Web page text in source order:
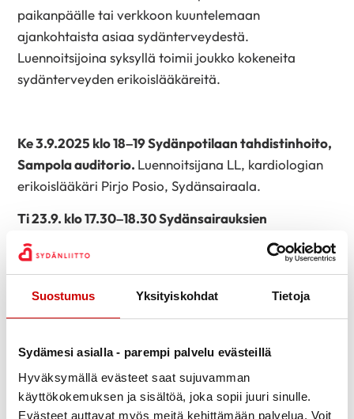
Suostumus Yksityiskohdat Tietoja
Sydämesi asialla - parempi palvelu evästeillä
Hyväksymällä evästeet saat sujuvamman
käyttökokemuksen ja sisältöä, joka sopii juuri sinulle.
Evästeet auttavat myös meitä kehittämään palvelua. Voit
paikanpäälle tai verkkoon kuuntelemaan
ajankohtaista asiaa sydänterveydestä.
Luennoitsijoina syksyllä toimii joukko kokeneita
sydänterveyden erikoislääkäreitä.
Ke 3.9.2025 klo 18–19 Sydänpotilaan tahdistinhoito,
Sampola auditorio. Luennoitsijana LL, kardiologian
erikoislääkäri Pirjo Posio, Sydänsairaala.
Ti 23.9. klo 17.30–18.30 Sydänsairauksien
perinnöllisyys, Kulttuurikeskus Luova – Valkeakoski.
Luennoitsijana LL, kardiologian erikoislääkäri Mary
Ti 30.9.2025 klo 18–19 Kohonnut kolesteroli–
auditorio.Luennoitsijana LT, sisätautien ja
kardiologian erikoislääkäri Hanna Pohjantähti,
Sydänsairaala.